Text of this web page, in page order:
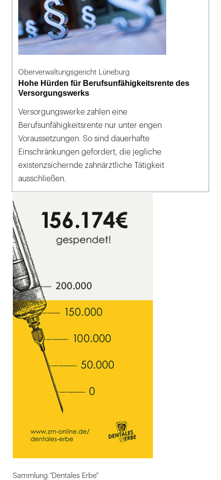
Oberverwaltungsgericht Lüneburg
Hohe Hürden für Berufsunfähigkeitsrente des
Versorgungswerks
Versorgungswerke zahlen eine
Berufsunfähigkeitsrente nur unter engen
Voraussetzungen. So sind dauerhafte
Einschränkungen gefordert, die jegliche
existenzsichernde zahnärztliche Tätigkeit
ausschließen.
Sammlung "Dentales Erbe"